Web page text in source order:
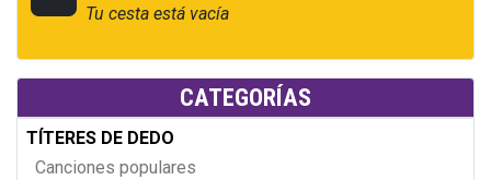
Tu cesta está vacía
CATEGORÍAS
TÍTERES DE DEDO
Canciones populares